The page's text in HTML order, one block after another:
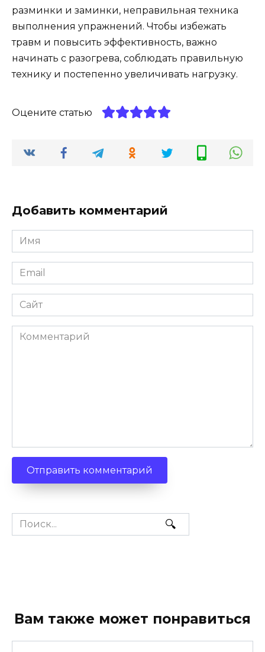
разминки и заминки, неправильная техника
выполнения упражнений. Чтобы избежать
травм и повысить эффективность, важно
начинать с разогрева, соблюдать правильную
технику и постепенно увеличивать нагрузку.
Оцените статью
Добавить комментарий
Имя
Email
Сайт
Комментарий
Search
for:
Вам также может понравиться